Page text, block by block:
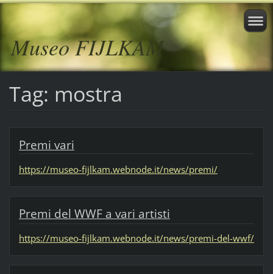
Museo FIJLKAM
Tag: mostra
Premi vari
https://museo-fijlkam.webnode.it/news/premi/
Premi del WWF a vari artisti
https://museo-fijlkam.webnode.it/news/premi-del-wwf/